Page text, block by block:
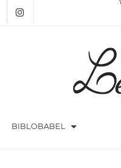
BIBLOBABEL arrow_drop_down